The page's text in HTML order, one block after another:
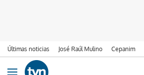
Últimas noticias José Raúl Mulino Cepanim
Ir al contenido
Obrir navegació